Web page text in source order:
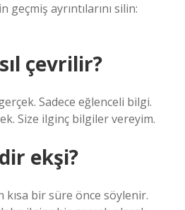
geçmiş ayrıntılarını silin:
çevrilir?
Sadece eğlenceli bilgi.
Size ilginç bilgiler vereyim.
ekşi?
bir süre önce söylenir.